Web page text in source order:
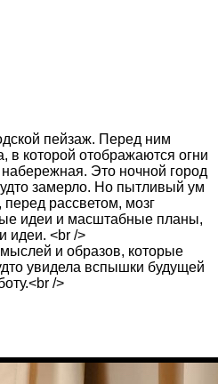
пейзаж. Перед ним
в которой отображаются огни
Это ночной город
замерло. Но пытливый ум
рассветом, мозг
идеи и масштабные планы,
идеи. <br />
и образов, которые
увидела вспышки будущей
/>